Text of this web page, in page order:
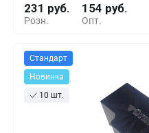
Розн.
231 руб.
Опт.
154 руб.
Стандарт
Новинка
10 шт.